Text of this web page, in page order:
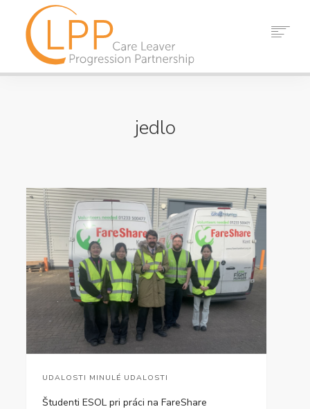
KONTAKT
VYHĽADÁVANIE
jedlo
UDALOSTI MINULÉ UDALOSTI
Študenti ESOL pri práci na FareShare